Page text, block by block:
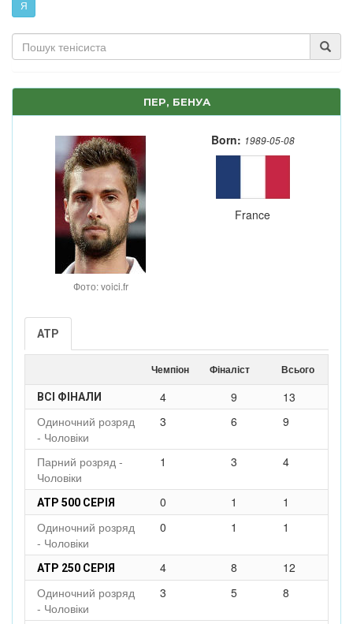
Я
ПЕР, БЕНУА
Фото: voici.fr
Born: 1989-05-08
France
ATP
Чемпіон Фіналіст Всього
ВСІ ФІНАЛИ 4 9
13
Одиночний розряд
- Чоловіки
3 6 9
Парний розряд -
Чоловіки
1 3 4
ATP 500 СЕРІЯ 0 1
1
Одиночний розряд
- Чоловіки
0 1 1
ATP 250 СЕРІЯ 4 8
12
Одиночний розряд
- Чоловіки
3 5 8